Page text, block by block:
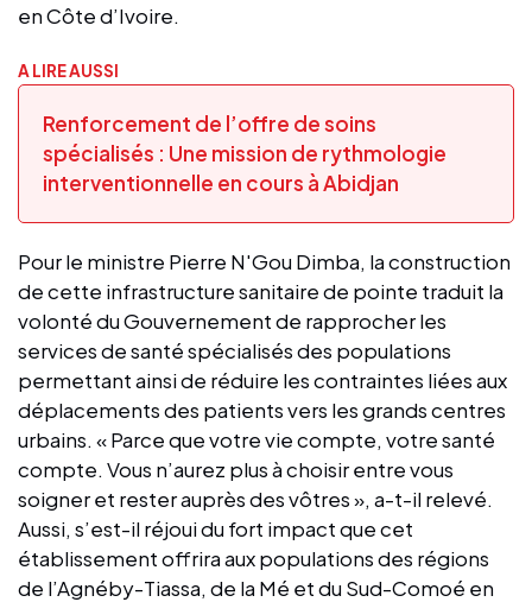
en Côte d’Ivoire.
A LIRE AUSSI
Renforcement de l’offre de soins
spécialisés : Une mission de rythmologie
interventionnelle en cours à Abidjan
Pour le ministre Pierre N'Gou Dimba, la construction
de cette infrastructure sanitaire de pointe traduit la
volonté du Gouvernement de rapprocher les
services de santé spécialisés des populations
permettant ainsi de réduire les contraintes liées aux
déplacements des patients vers les grands centres
urbains. « Parce que votre vie compte, votre santé
compte. Vous n’aurez plus à choisir entre vous
soigner et rester auprès des vôtres », a-t-il relevé.
Aussi, s’est-il réjoui du fort impact que cet
établissement offrira aux populations des régions
de l’Agnéby-Tiassa, de la Mé et du Sud-Comoé en